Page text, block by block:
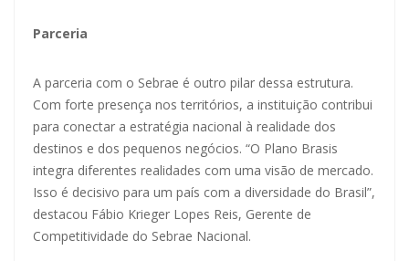
Parceria
A parceria com o Sebrae é outro pilar dessa estrutura.
Com forte presença nos territórios, a instituição contribui
para conectar a estratégia nacional à realidade dos
destinos e dos pequenos negócios. “O Plano Brasis
integra diferentes realidades com uma visão de mercado.
Isso é decisivo para um país com a diversidade do Brasil”,
destacou Fábio Krieger Lopes Reis, Gerente de
Competitividade do Sebrae Nacional.